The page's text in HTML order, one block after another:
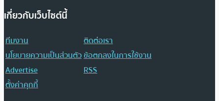
เกี่ยวกับเว็บไซต์นี้
ทีมงาน
ติดต่อเรา
นโยบายความเป็นส่วนตัวข้อตกลงในการใช้งาน
Advertise
RSS
ตั้งค่าคุกกี้